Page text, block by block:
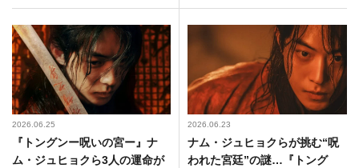
2026.06.25
『トングンー呪いの宮ー』ナ
ム・ジュヒョクら3人の運命が
2026.06.23
ナム・ジュヒョクらが挑む“呪
われた宮廷”の謎…『トング